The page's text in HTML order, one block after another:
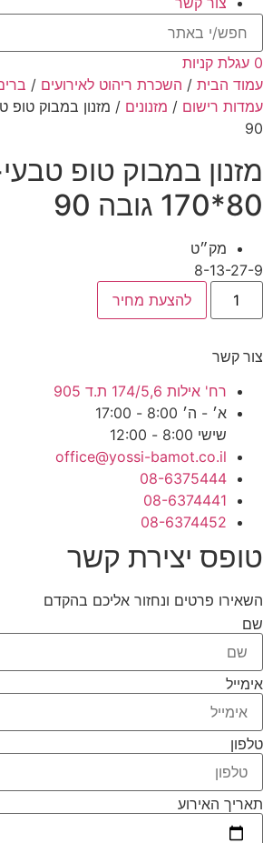
Search
0 עגלת קניות
עמוד הבית / השכרת ריהוט לאירועים /
עמדות רישום / מזנונים
90
מזנון במבוק טופ
80*170 גובה 90
מק״ט
8-13-27-9
כמות
מזנון
טבעי+הדר
גובה
להצעת מחיר
צור קשר
רח' אילות 174/5,6 ת.ד 905
א׳ - ה׳ 8:00 - 17:00
שישי 8:00 - 12:00
office@yossi-bamot.co.il
08-6375444
08-6374441
08-6374452
טופס יצירת קשר
השאירו פרטים ונחזור אליכם בהקדם
שם
אימייל
טלפון
תאריך האירוע